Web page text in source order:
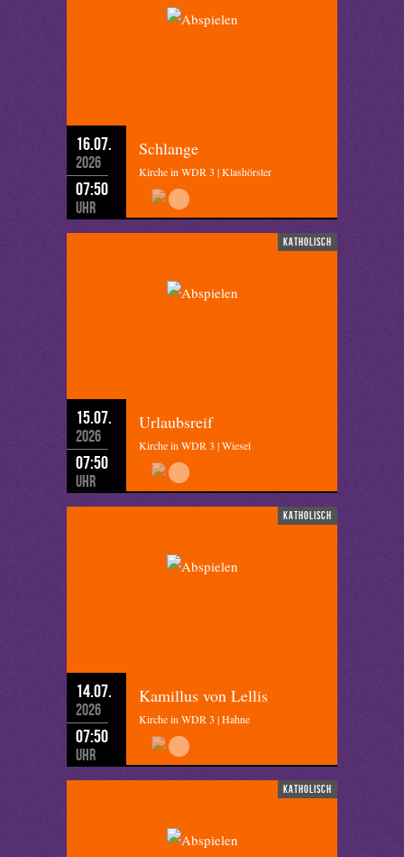
16.07.
2026
07:50
Uhr
Schlange
Kirche in WDR 3 | Klashörster
katholisch
15.07.
2026
07:50
Uhr
Urlaubsreif
Kirche in WDR 3 | Wiesel
katholisch
14.07.
2026
07:50
Uhr
Kamillus von Lellis
Kirche in WDR 3 | Hahne
katholisch